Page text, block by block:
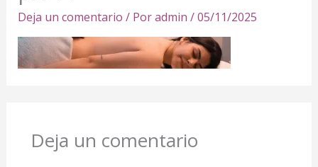
Deja un comentario / Poradmin /05/11/2025
Deja un comentario